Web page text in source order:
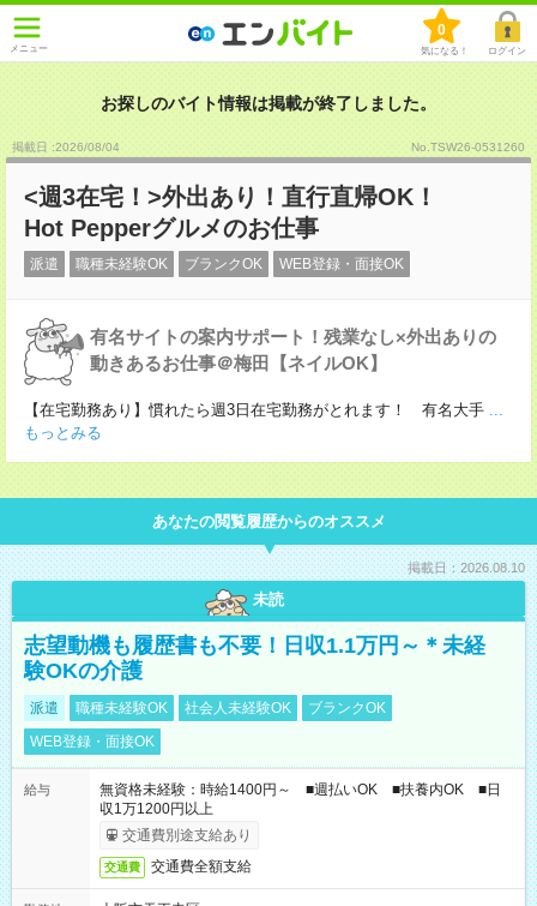
メニュー
0
気になる！ ログイン
お探しのバイト情報は掲載が終了しました。
掲載日 :2026/08/04 No.TSW26-0531260
<週3在宅！>外出あり！直行直帰OK！
Hot Pepperグルメのお仕事
派遣 職種未経験OK ブランクOK WEB登録・面接OK
有名サイトの案内サポート！残業なし×外出ありの
動きあるお仕事＠梅田【ネイルOK】
【在宅勤務あり】慣れたら週3日在宅勤務がとれます！ 有名大手 ...
もっとみる
あなたの閲覧履歴からのオススメ
掲載日：2026.08.10
未読
志望動機も履歴書も不要！日収1.1万円～＊未経
験OKの介護
派遣 職種未経験OK 社会人未経験OK
ブランクOK
WEB登録・面接OK
給与
無資格未経験：時給1400円～ ■週払いOK ■扶養内OK ■日
収1万1200円以上
交通費別途支給あり
交通費 交通費全額支給